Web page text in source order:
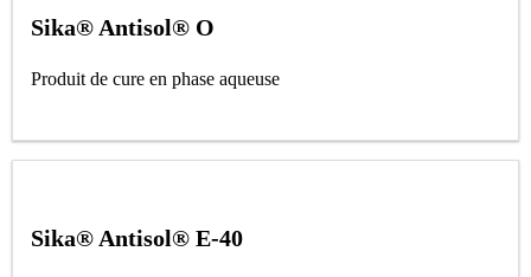
Sika® Antisol® O
Produit de cure en phase aqueuse
Sika® Antisol® E-40